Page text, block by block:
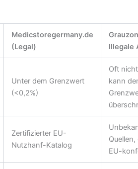
Medicstoregermany.de
(Legal)
Illegale
Unter dem Grenzwert
(<0,2%)
Oft
kann
Zertifizierter EU-
Nutzhanf-Katalog
EU-